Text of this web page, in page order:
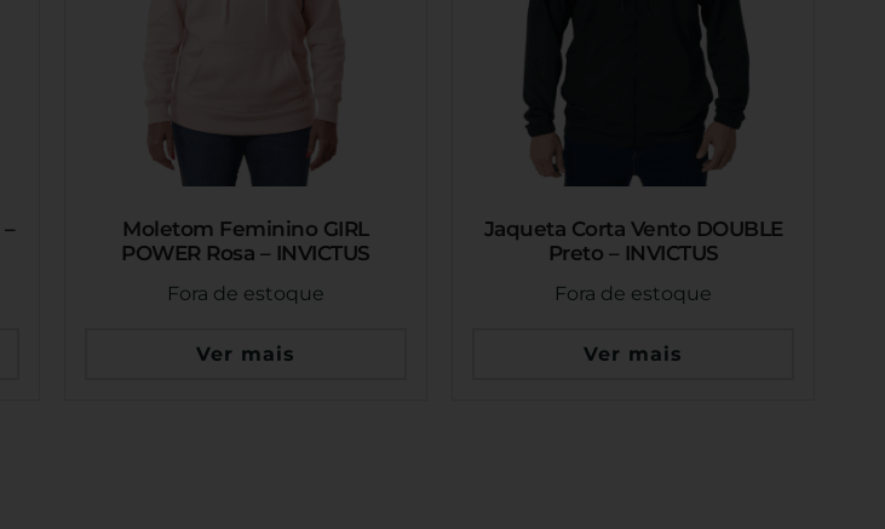
Moletom Feminino GIRL
POWER Rosa – INVICTUS
Fora de estoque
Ver mais
Jaqueta Corta Vento DOUBLE
Preto – INVICTUS
Fora de estoque
Ver mais